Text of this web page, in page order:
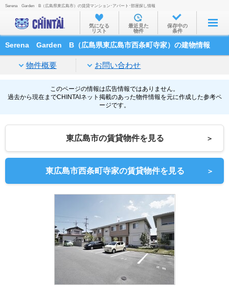
お部屋を探す
沿線・駅から
家賃相場から
通勤通学時間から
物件特集から
不動産会社から
TOP
Serena Garden B（広島県東広島市）の賃貸マンション･アパート･部屋探し情報
気になる
リスト
最近見た
物件
保存中の
条件
Serena Garden B（広島県東広島市西条町寺家）の建物情報
物件概要 お問い合わせ
このページの情報は広告情報ではありません。
過去から現在までCHINTAIネット掲載のあった物件情報を元に作成した参考ペ
ージです。
東広島市の賃貸物件を見る ＞
東広島市西条町寺家の賃貸物件を見る ＞